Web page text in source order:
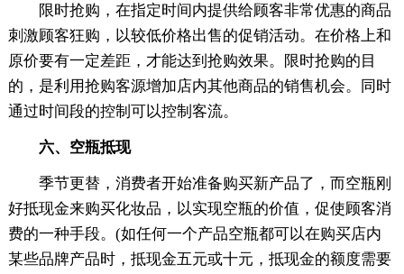
限时抢购，在指定时间内提供给顾客非常优惠的商品
刺激顾客狂购，以较低价格出售的促销活动。在价格上和
原价要有一定差距，才能达到抢购效果。限时抢购的目
的，是利用抢购客源增加店内其他商品的销售机会。同时
通过时间段的控制可以控制客流。
六、空瓶抵现
季节更替，消费者开始准备购买新产品了，而空瓶刚
好抵现金来购买化妆品，以实现空瓶的价值，促使顾客消
费的一种手段。(如任何一个产品空瓶都可以在购买店内
某些品牌产品时，抵现金五元或十元，抵现金的额度需要